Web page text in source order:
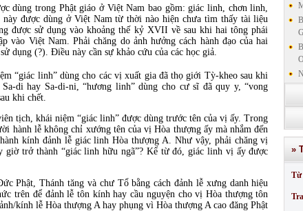
dùng trong Phật giáo ở Việt Nam bao gồm: giác linh, chơn linh,
được dùng ở Việt Nam từ thời nào hiện chưa tìm thấy tài liệu
được sử dụng vào khoảng thế kỷ XVII về sau khi hai tông phái
vào Việt Nam. Phải chăng do ảnh hưởng cách hành đạo của hai
dụng (?). Điều này cần sự khảo cứu của các học giả.
“giác linh” dùng cho các vị xuất gia đã thọ giới Tỳ-kheo sau khi
di hay Sa-di-ni, “hương linh” dùng cho cư sĩ đã quy y, “vong
khi chết.
tịch, khái niệm “giác linh” được dùng trước tên của vị ấy. Trong
hành lễ không chỉ xướng tên của vị Hòa thượng ấy mà nhắm đến
kính đảnh lễ giác linh Hòa thượng A. Như vậy, phải chăng vị
giờ trở thành “giác linh hữu ngã”? Kể từ đó, giác linh vị ấy được
Phật, Thánh tăng và chư Tổ bằng cách đảnh lễ xưng danh hiệu
trên để đảnh lễ tôn kính hay cầu nguyện cho vị Hòa thượng tôn
kính lễ Hòa thượng A hay phụng vì Hòa thượng A cao đăng Phật
»
Từ